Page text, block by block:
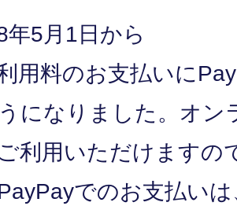
年5月1日から
用料のお支払いに
になりました。オン
利用いただけますの
でのお支払い